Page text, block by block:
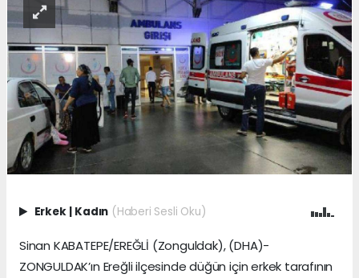
Erkek Kadın (Haberi Sesli Oku)
Sinan KABATEPE/EREĞLİ (Zonguldak), (DHA)-
ZONGULDAK’ın Ereğli ilçesinde düğün için erkek tarafının